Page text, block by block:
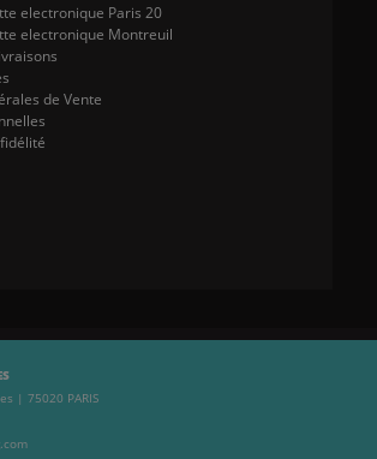
electronique Paris 20
electronique Montreuil
de Vente
| 75020 PARIS